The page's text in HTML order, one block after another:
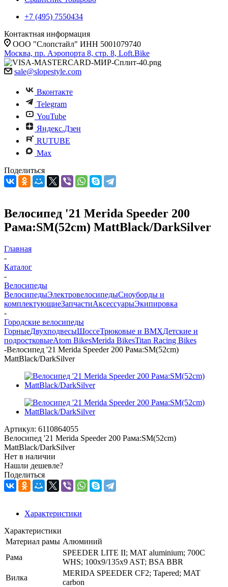
+7 (495) 7550434
Контактная информация
ООО "Слопстайл" ИНН 5001079740
Москва, пр. Аэропорта 8, стр. 8, Loft.Bike
sale@slopestyle.com
Вконтакте
Telegram
YouTube
Яндекс.Дзен
RUTUBE
Max
Поделиться
Велосипед '21 Merida Speeder 200
Рама:SM(52cm) MattBlack/DarkSilver
Главная
-
Каталог
-
Велосипеды
ВелосипедыЭлектровелосипедыCноуборды и
комплектующиеЗапчастиАксессуарыЭкипировка
-
Городские велосипеды
ГорныеДвухподвесыШоссеТрюковые и BMXДетские и
подростковыеAtom BikesMerida BikesTitan Racing Bikes
-Велосипед '21 Merida Speeder 200 Рама:SM(52cm)
MattBlack/DarkSilver
Артикул: 6110864055
Велосипед '21 Merida Speeder 200 Рама:SM(52cm)
MattBlack/DarkSilver
Нет в наличии
Нашли дешевле?
Поделиться
Характеристики
Характеристики
Материал рамы Алюминий
Рама
SPEEDER LITE II; MAT aluminium; 700C
WHS; 100x9/135x9 AST; BSA BBR
Вилка
MERIDA SPEEDER CF2; Tapered; MAT
carbon